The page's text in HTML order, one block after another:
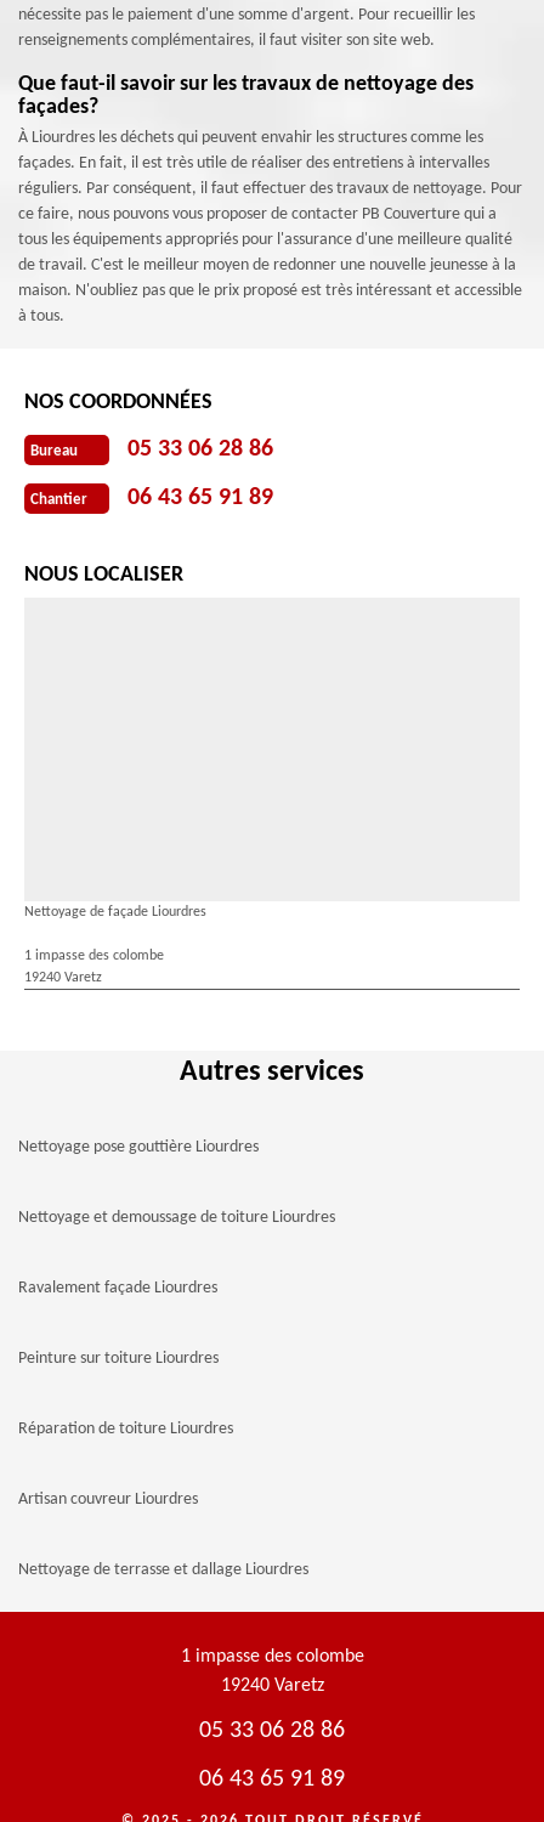
nécessite pas le paiement d'une somme d'argent. Pour recueillir les
renseignements complémentaires, il faut visiter son site web.
Que faut-il savoir sur les travaux de nettoyage des
façades?
À Liourdres les déchets qui peuvent envahir les structures comme les
façades. En fait, il est très utile de réaliser des entretiens à intervalles
réguliers. Par conséquent, il faut effectuer des travaux de nettoyage. Pour
ce faire, nous pouvons vous proposer de contacter PB Couverture qui a
tous les équipements appropriés pour l'assurance d'une meilleure qualité
de travail. C'est le meilleur moyen de redonner une nouvelle jeunesse à la
maison. N'oubliez pas que le prix proposé est très intéressant et accessible
à tous.
NOS COORDONNÉES
Bureau 05 33 06 28 86
Chantier 06 43 65 91 89
NOUS LOCALISER
Nettoyage de façade Liourdres
1 impasse des colombe
19240 Varetz
Autres services
Nettoyage pose gouttière Liourdres
Nettoyage et demoussage de toiture Liourdres
Ravalement façade Liourdres
Peinture sur toiture Liourdres
Réparation de toiture Liourdres
Artisan couvreur Liourdres
Nettoyage de terrasse et dallage Liourdres
1 impasse des colombe
19240 Varetz
05 33 06 28 86
06 43 65 91 89